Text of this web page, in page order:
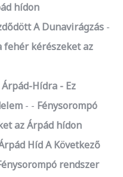
hídon
A Dunavirágzás
fehér kérészeket az
Hídra - Ez
- Fénysorompó
az Árpád hídon
Híd A Következő
rendszer